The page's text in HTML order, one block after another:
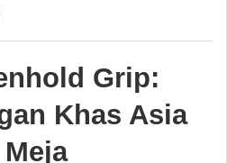
Grip:
Khas Asia